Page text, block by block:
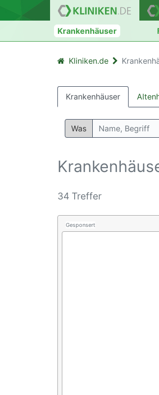
Krankenhäuser
Kliniken.de
Krankenhäuser
Was
34 Treffer
Gesponsert